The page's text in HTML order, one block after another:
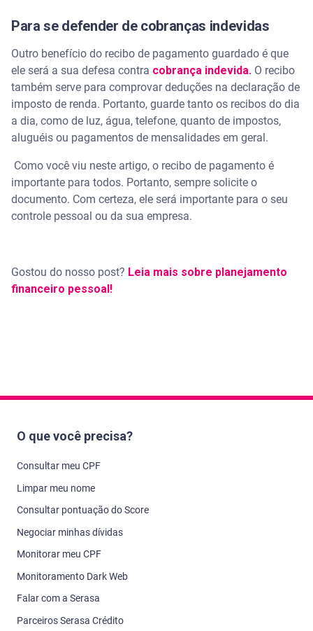
Para se defender de cobranças indevidas
Outro benefício do recibo de pagamento guardado é que
ele será a sua defesa contra cobrança indevida. O recibo
também serve para comprovar deduções na declaração de
imposto de renda. Portanto, guarde tanto os recibos do dia
a dia, como de luz, água, telefone, quanto de impostos,
aluguéis ou pagamentos de mensalidades em geral.
Como você viu neste artigo, o recibo de pagamento é
importante para todos. Portanto, sempre solicite o
documento. Com certeza, ele será importante para o seu
controle pessoal ou da sua empresa.
Gostou do nosso post? Leia mais sobre planejamento
financeiro pessoal!
O que você precisa?
Consultar meu CPF
Limpar meu nome
Consultar pontuação do Score
Negociar minhas dívidas
Monitorar meu CPF
Monitoramento Dark Web
Falar com a Serasa
Parceiros Serasa Crédito